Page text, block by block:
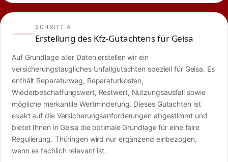
SCHRITT 4
Erstellung des Kfz-Gutachtens für Geisa
Auf Grundlage aller Daten erstellen wir ein
versicherungstaugliches Unfallgutachten speziell für Geisa. Es
enthält Reparaturweg, Reparaturkosten,
Wiederbeschaffungswert, Restwert, Nutzungsausfall sowie
mögliche merkantile Wertminderung. Dieses Gutachten ist
exakt auf die Versicherungsanforderungen abgestimmt und
bietet Ihnen in Geisa die optimale Grundlage für eine faire
Regulierung. Thüringen wird nur ergänzend einbezogen,
wenn es fachlich relevant ist.